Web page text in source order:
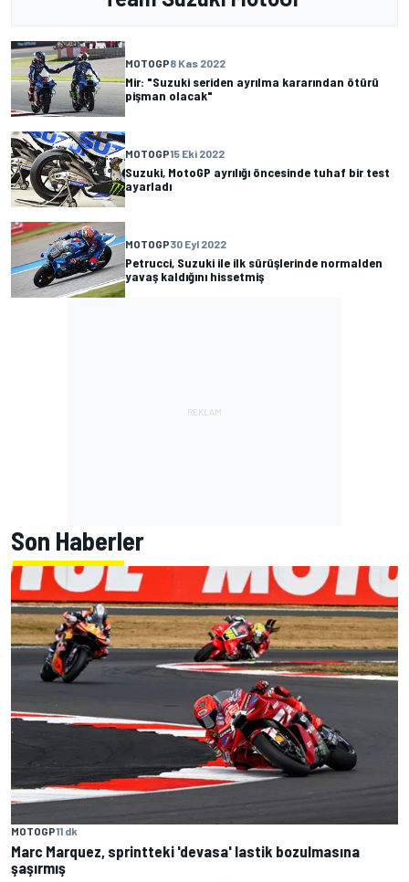
MOTOGP8 Kas 2022
Mir: "Suzuki seriden ayrılma kararından ötürü
pişman olacak"
MOTOGP15 Eki 2022
Suzuki, MotoGP ayrılığı öncesinde tuhaf bir test
ayarladı
MOTOGP30 Eyl 2022
Petrucci, Suzuki ile ilk sürüşlerinde normalden
yavaş kaldığını hissetmiş
Son Haberler
MOTOGP11 dk
Marc Marquez, sprintteki 'devasa' lastik bozulmasına
şaşırmış